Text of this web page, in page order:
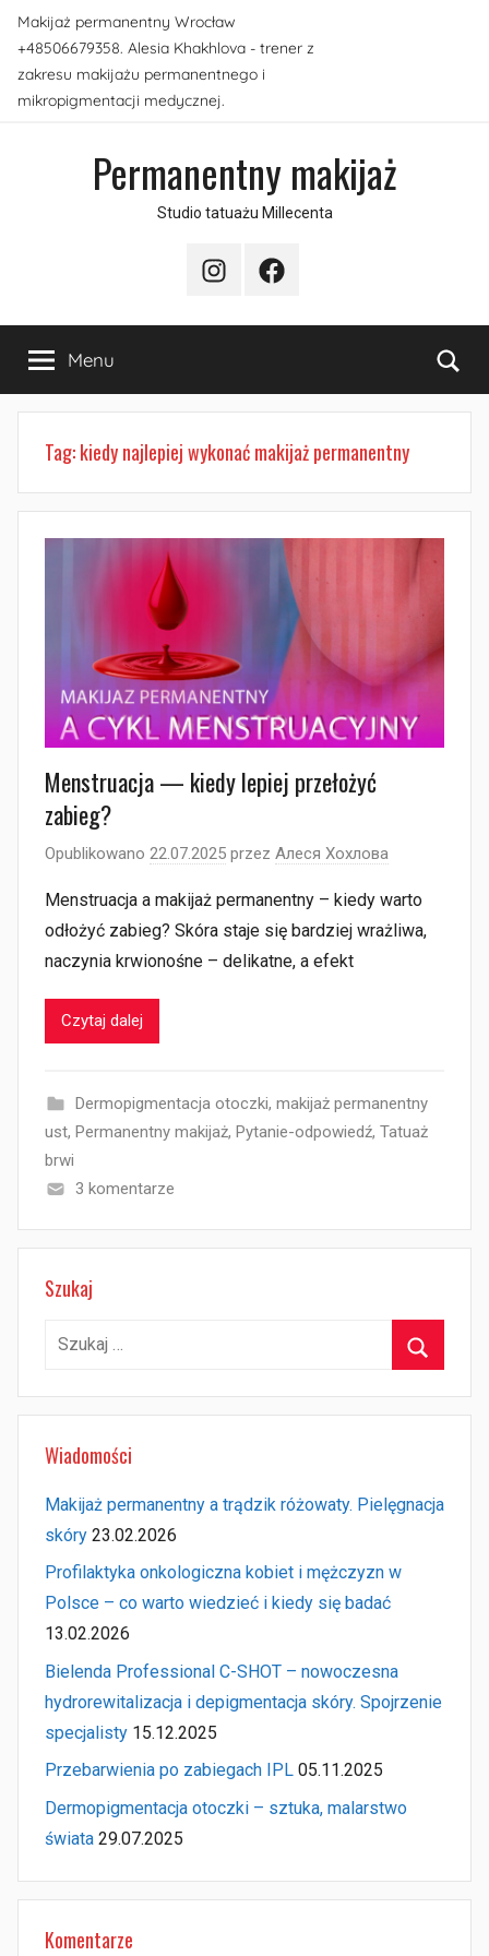
Przejdź
do
treści
Makijaż permanentny Wrocław
+48506679358. Alesia Khakhlova - trener z
zakresu makijażu permanentnego i
mikropigmentacji medycznej.
Permanentny makijaż
Studio tatuażu Millecenta
InstagramFacebook
Menu
Tag:kiedy najlepiej wykonać makijaż permanentny
Menstruacja — kiedy lepiej przełożyć
zabieg?
Opublikowano 22.07.2025 przez Алеся Хохлова
Menstruacja a makijaż permanentny – kiedy warto
odłożyć zabieg? Skóra staje się bardziej wrażliwa,
naczynia krwionośne – delikatne, a efekt
Czytaj dalej
Dermopigmentacja otoczki, makijaż permanentny
ust, Permanentny makijaż, Pytanie-odpowiedź, Tatuaż
brwi
3 komentarze
Szukaj
Szukaj:
Wiadomości
Makijaż permanentny a trądzik różowaty. Pielęgnacja
skóry 23.02.2026
Profilaktyka onkologiczna kobiet i mężczyzn w
Polsce – co warto wiedzieć i kiedy się badać
13.02.2026
Bielenda Professional C-SHOT – nowoczesna
hydrorewitalizacja i depigmentacja skóry. Spojrzenie
specjalisty 15.12.2025
Przebarwienia po zabiegach IPL 05.11.2025
Dermopigmentacja otoczki – sztuka, malarstwo
świata 29.07.2025
Komentarze